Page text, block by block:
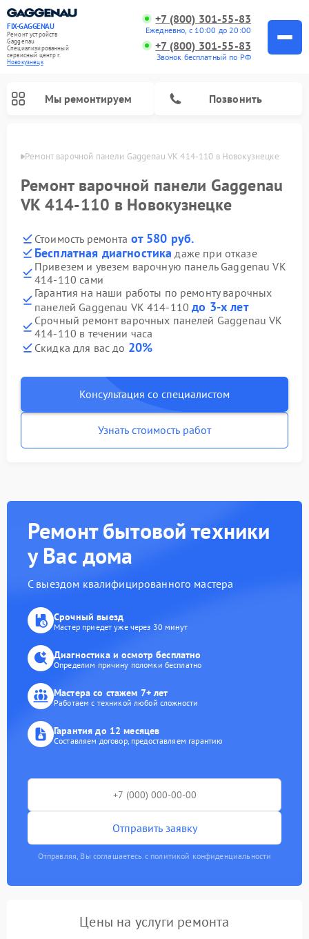
FIX-GAGGENAU
Ремонт устройств
Gaggenau
Специализированный
cервисный центр г.
Новокузнецк
+7 (800) 301-55-83
Ежедневно, с 10:00 до 20:00
+7 (800) 301-55-83
Звонок бесплатный по РФ
Мы ремонтируем Позвонить
Ремонт варочной панели Gaggenau VK 414-110 в Новокузнецке
Ремонт варочной панели Gaggenau
VK 414-110 в Новокузнецке
Стоимость ремонта от 580 руб.
Бесплатная диагностика даже при отказе
Привезем и увезем варочную панель Gaggenau VK
414-110 сами
Гарантия на наши работы по ремонту варочных
панелей Gaggenau VK 414-110до 3-х лет
Срочный ремонт варочных панелей Gaggenau VK
414-110 в течении часа
Скидка для вас до 20%
Консультация со специалистом
Узнать стоимость работ
Ремонт бытовой техники
у Вас дома
С выездом квалифицированного мастера
Срочный выезд
Мастер приедет уже через 30 минут
Диагностика и осмотр бесплатно
Определим причину поломки бесплатно
Мастера со стажем 7+ лет
Работаем с техникой любой сложности
Гарантия до 12 месяцев
Составляем договор, предоставляем гарантию
Отправить заявку
Отправляя, Вы соглашаетесь с политикой конфиденциальности
Цены на услуги ремонта